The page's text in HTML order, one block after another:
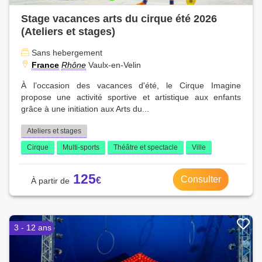
Stage vacances arts du cirque été 2026
(Ateliers et stages)
Sans hebergement
France Rhône Vaulx-en-Velin
À l’occasion des vacances d'été, le Cirque Imagine
propose une activité sportive et artistique aux enfants
grâce à une initiation aux Arts du...
Ateliers et stages
Cirque
Multi-sports Théâtre et spectacle Ville
125 Consulter
3 - 12 ans